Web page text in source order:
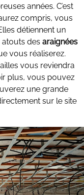
années. C’est
compris, vous
détiennent un
atouts des araignées
vous réaliserez.
vous reviendra
plus, vous pouvez
une grande
sur le site